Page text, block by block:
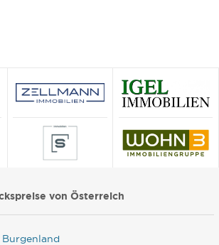
von Österreich